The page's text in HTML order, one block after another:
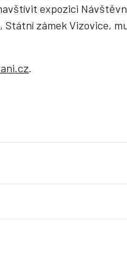
expozici
Státní zámek Vizovice,
.